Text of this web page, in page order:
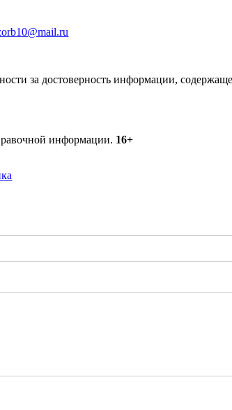
за достоверность информации,
информации. 16+